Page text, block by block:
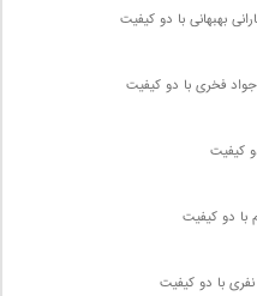
بهبهانی با دو کیفیت
فخری با دو کیفیت
کیفیت
با دو کیفیت
با دو کیفیت